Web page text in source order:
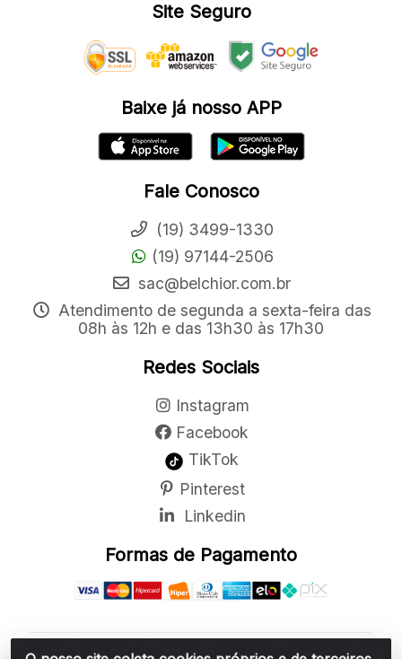
Site Seguro
Baixe já nosso APP
Fale Conosco
(19) 3499-1330
(19) 97144-2506
sac@belchior.com.br
Atendimento de segunda a sexta-feira das
08h às 12h e das 13h30 às 17h30
Redes Sociais
Instagram
Facebook
TikTok
Pinterest
Linkedin
Formas de Pagamento